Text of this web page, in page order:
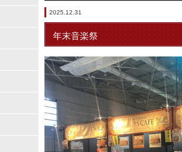
2025.12.31
年末音楽祭